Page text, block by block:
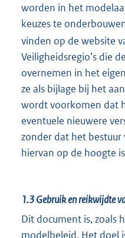
worden in het
keuzes te
vinden op de website
Veiligheidsregio’s die
overnemen in het
ze als bijlage bij het
wordt voorkomen dat
eventuele nieuwere
zonder dat het bestuur
hiervan op de hoogte
1.3Gebruik en reikwijdte
Dit document is, zoals
modelbeleid. Het doel